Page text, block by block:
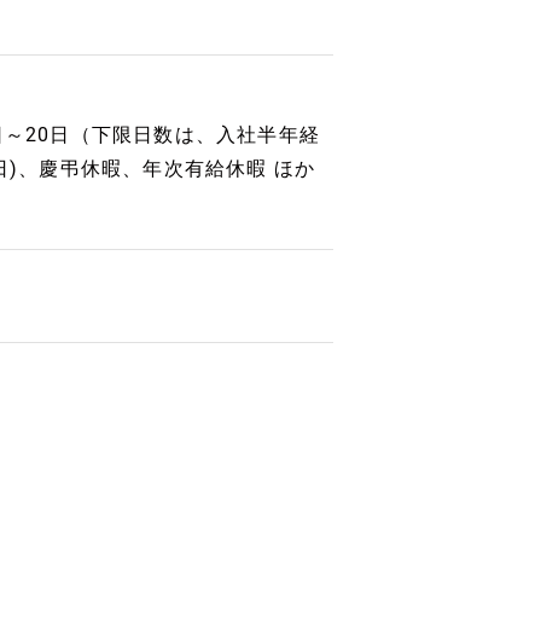
20日（下限日数は、入社半年経
、慶弔休暇、年次有給休暇 ほか